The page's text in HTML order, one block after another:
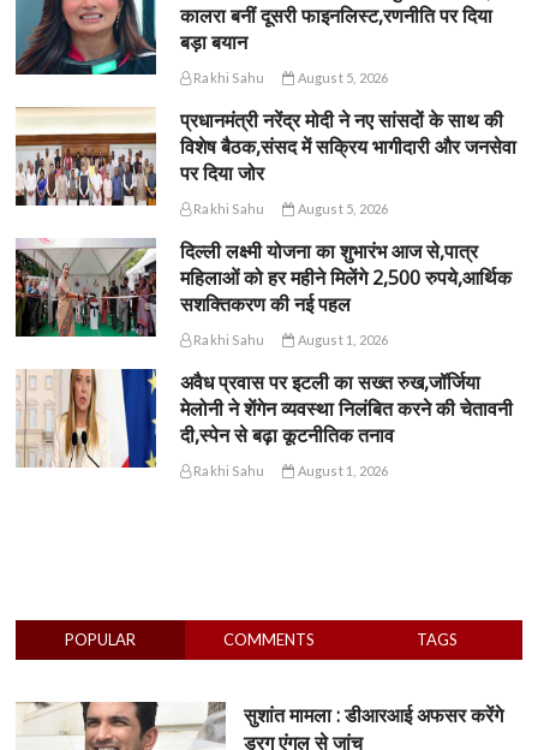
कालरा बनीं दूसरी फाइनलिस्ट,रणनीति पर दिया
बड़ा बयान
Rakhi Sahu August 5, 2026
प्रधानमंत्री नरेंद्र मोदी ने नए सांसदों के साथ की
विशेष बैठक,संसद में सक्रिय भागीदारी और जनसेवा
पर दिया जोर
Rakhi Sahu August 5, 2026
दिल्ली लक्ष्मी योजना का शुभारंभ आज से,पात्र
महिलाओं को हर महीने मिलेंगे 2,500 रुपये,आर्थिक
सशक्तिकरण की नई पहल
Rakhi Sahu August 1, 2026
अवैध प्रवास पर इटली का सख्त रुख,जॉर्जिया
मेलोनी ने शेंगेन व्यवस्था निलंबित करने की चेतावनी
दी,स्पेन से बढ़ा कूटनीतिक तनाव
Rakhi Sahu August 1, 2026
POPULAR COMMENTS TAGS
सुशांत मामला : डीआरआई अफसर करेंगे
ड्रग एंगल से जांच